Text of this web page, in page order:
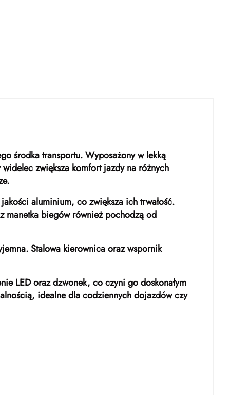
środka transportu. Wyposażony w lekką
zwiększa komfort jazdy na różnych
aluminium, co zwiększa ich trwałość.
manetka biegów również pochodzą od
Stalowa kierownica oraz wspornik
LED oraz dzwonek, co czyni go doskonałym
idealne dla codziennych dojazdów czy